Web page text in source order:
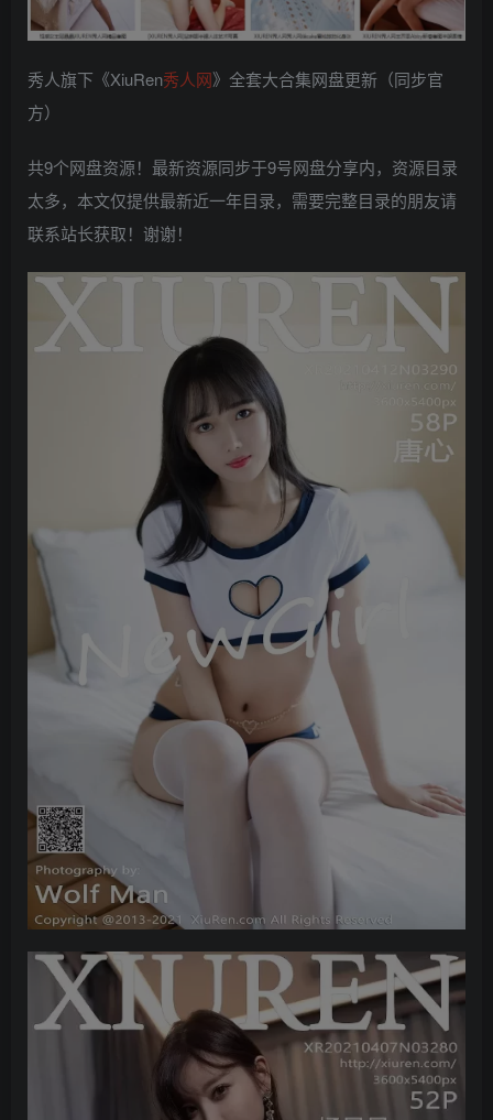
秀人旗下《XiuRen秀人网》全套大合集网盘更新（同步官
方）
共9个网盘资源！最新资源同步于9号网盘分享内，资源目录
太多，本文仅提供最新近一年目录，需要完整目录的朋友请
联系站长获取！谢谢！